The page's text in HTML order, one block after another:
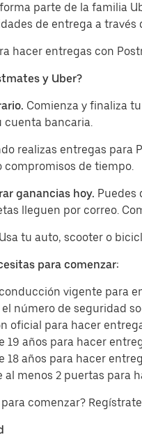
parte de la familia
de entrega a través
hacer entregas con
y Uber?
Comienza y finaliza
cuenta bancaria.
realizas entregas para
compromisos de tiempo.
ganancias hoy. Puedes
lleguen por correo.
tu auto, scooter o
para comenzar:
vigente para
número de seguridad
oficial para hacer
19 años para hacer
18 años para hacer
al menos 2 puertas para
comenzar?